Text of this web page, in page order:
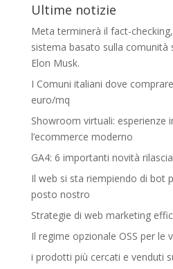
Ultime notizie
Meta terminerà il fact-
sistema basato sulla comunità
Elon Musk.
I Comuni italiani dove
euro/mq
Showroom virtuali: esperienze
l’ecommerce moderno
GA4: 6 importanti novità
Il web si sta riempiendo di bot
posto nostro
Strategie di web marketing
Il regime opzionale OSS per le
i prodotti più cercati e venduti